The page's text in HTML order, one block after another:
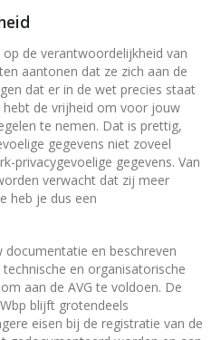
de verantwoordelijkheid van
aantonen dat ze zich aan de
dat er in de wet precies staat
de vrijheid om voor jouw
te nemen. Dat is prettig,
gegevens niet zoveel
privacygevoelige gegevens. Van
verwacht dat zij meer
heb je dus een
en beschreven
en organisatorische
aan de AVG te voldoen. De
blijft grotendeels
eisen bij de registratie van de